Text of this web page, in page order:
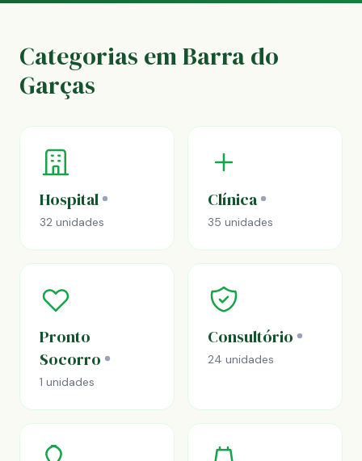
Categorias em Barra do
Garças
Hospital
32 unidades
Clínica
35 unidades
Pronto
Socorro
1 unidades
Consultório
24 unidades